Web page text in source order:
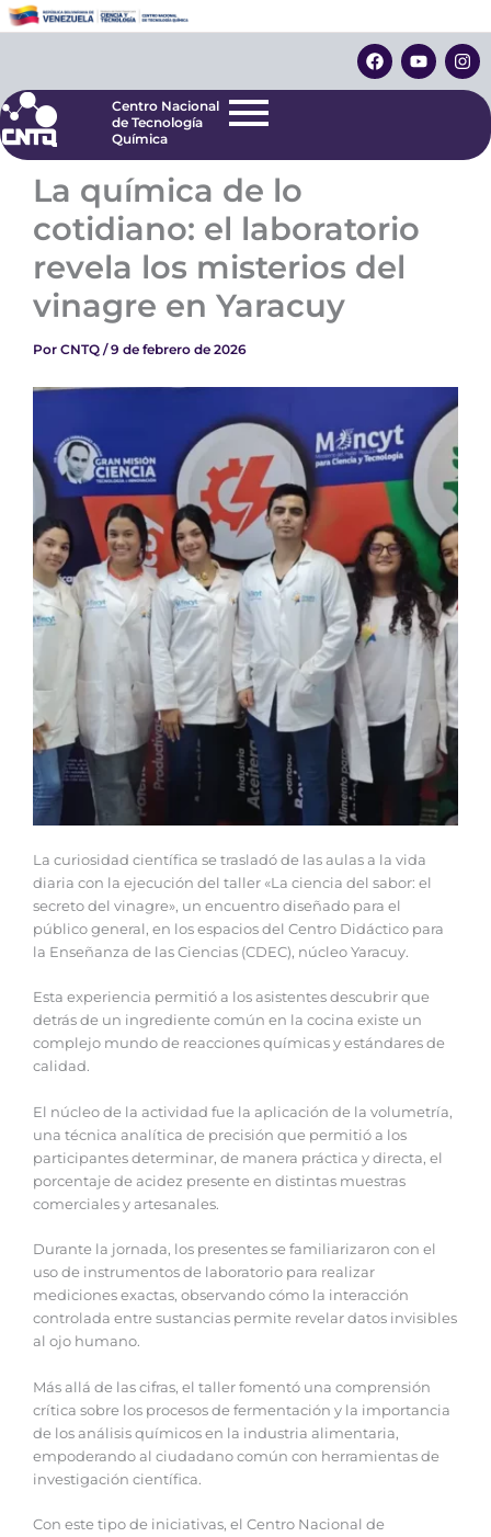
al
F
a
c
o
Y
o
u
e
I
n
s
r
Centro Nacional
de Tecnología
Centro Nacional
de Tecnología
Química
La química de lo
cotidiano: el laboratorio
revela los misterios del
vinagre en Yaracuy
Por CNTQ /9 de febrero de 2026
La curiosidad científica se trasladó de las aulas a la vida
diaria con la ejecución del taller «La ciencia del sabor: el
secreto del vinagre», un encuentro diseñado para el
público general, en los espacios del Centro Didáctico para
la Enseñanza de las Ciencias (CDEC), núcleo Yaracuy.
Esta experiencia permitió a los asistentes descubrir que
detrás de un ingrediente común en la cocina existe un
complejo mundo de reacciones químicas y estándares de
calidad.
El núcleo de la actividad fue la aplicación de la volumetría,
una técnica analítica de precisión que permitió a los
participantes determinar, de manera práctica y directa, el
porcentaje de acidez presente en distintas muestras
comerciales y artesanales.
Durante la jornada, los presentes se familiarizaron con el
uso de instrumentos de laboratorio para realizar
mediciones exactas, observando cómo la interacción
controlada entre sustancias permite revelar datos invisibles
al ojo humano.
Más allá de las cifras, el taller fomentó una comprensión
crítica sobre los procesos de fermentación y la importancia
de los análisis químicos en la industria alimentaria,
empoderando al ciudadano común con herramientas de
investigación científica.
Con este tipo de iniciativas, el Centro Nacional de